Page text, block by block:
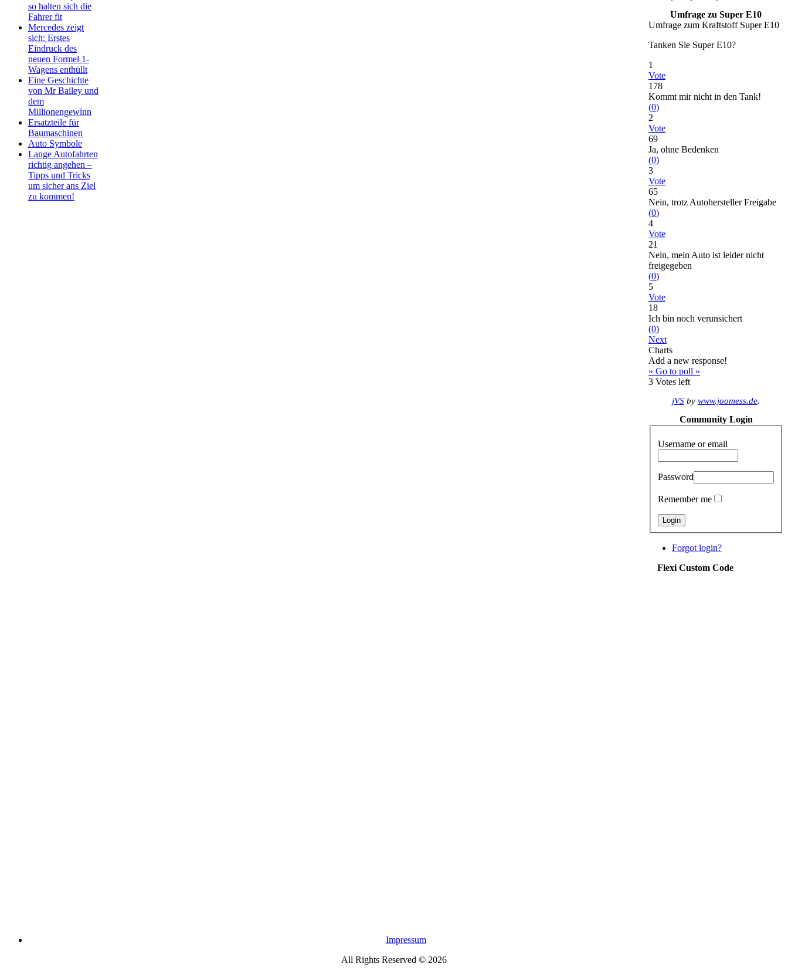
so halten sich die
Fahrer fit
Mercedes zeigt
sich: Erstes
Eindruck des
neuen Formel 1-
Wagens enthüllt
Eine Geschichte
von Mr Bailey und
dem
Millionengewinn
Ersatzteile für
Baumaschinen
Auto Symbole
Lange Autofahrten
richtig angehen –
Tipps und Tricks
um sicher ans Ziel
zu kommen!
Umfrage zu Super E10
Umfrage zum Kraftstoff Super E10
Tanken Sie Super E10?
1
Vote
178
Kommt mir nicht in den Tank!
(0)
2
Vote
69
Ja, ohne Bedenken
(0)
3
Vote
65
Nein, trotz Autohersteller Freigabe
(0)
4
Vote
21
Nein, mein Auto ist leider nicht
freigegeben
(0)
5
Vote
18
Ich bin noch verunsichert
(0)
Next
Charts
Add a new response!
» Go to poll »
3 Votes left
jVS by www.joomess.de.
Community Login
Username or email
Password
Remember me
Forgot login?
Flexi Custom Code
Impressum
All Rights Reserved © 2026